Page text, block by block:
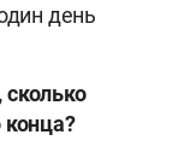
день
конца?